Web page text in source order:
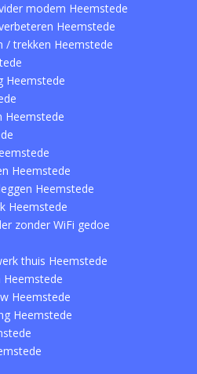
modem Heemstede
Heemstede
/ trekken Heemstede
Heemstede
Heemstede
Heemstede
Heemstede
Heemstede
zonder WiFi gedoe
thuis Heemstede
Heemstede
Heemstede
Heemstede